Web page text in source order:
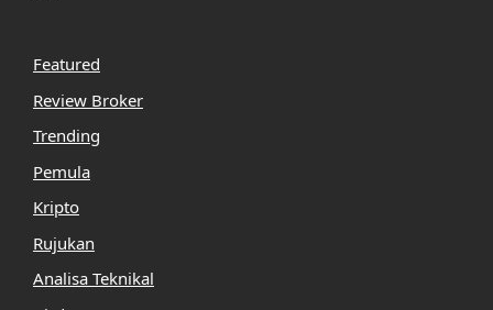
Featured
Review Broker
Trending
Pemula
Kripto
Rujukan
Analisa Teknikal